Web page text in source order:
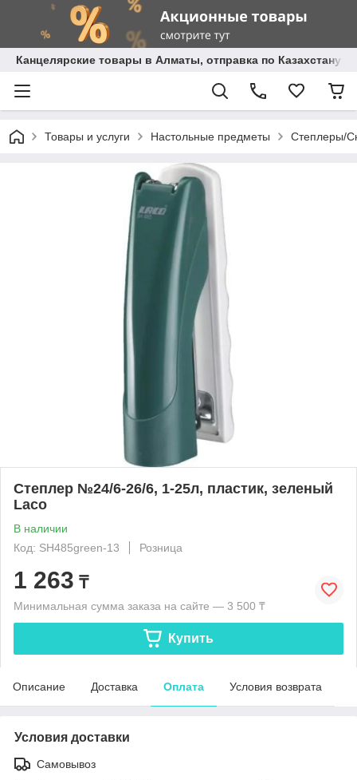
Канцелярские товары в Алматы, отправка по Казахстану.
Товары и услуги Настольные предметы Степлеры/
Степлер №24/6-26/6, 1-25л, пластик, зеленый
Laco
В наличии
Код: SH485green-13
Розница
1 263 ₸
Минимальная сумма заказа на сайте — 3 500 ₸
Купить
Описание Доставка Оплата Условия возврата
Условия доставки
Самовывоз